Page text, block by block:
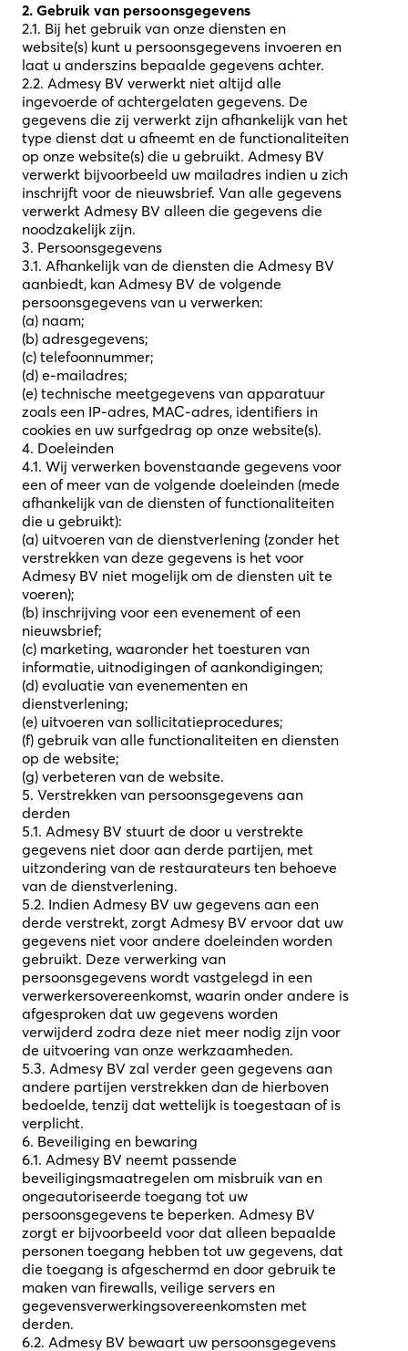
2. Gebruik van persoonsgegevens
2.1. Bij het gebruik van onze diensten en
website(s) kunt u persoonsgegevens invoeren en
laat u anderszins bepaalde gegevens achter.
2.2. Admesy BV verwerkt niet altijd alle
ingevoerde of achtergelaten gegevens. De
gegevens die zij verwerkt zijn afhankelijk van het
type dienst dat u afneemt en de functionaliteiten
op onze website(s) die u gebruikt. Admesy BV
verwerkt bijvoorbeeld uw mailadres indien u zich
inschrijft voor de nieuwsbrief. Van alle gegevens
verwerkt Admesy BV alleen die gegevens die
noodzakelijk zijn.
3. Persoonsgegevens
3.1. Afhankelijk van de diensten die Admesy BV
aanbiedt, kan Admesy BV de volgende
persoonsgegevens van u verwerken:
(a) naam;
(b) adresgegevens;
(c) telefoonnummer;
(d) e-mailadres;
(e) technische meetgegevens van apparatuur
zoals een IP-adres, MAC-adres, identifiers in
cookies en uw surfgedrag op onze website(s).
4. Doeleinden
4.1. Wij verwerken bovenstaande gegevens voor
een of meer van de volgende doeleinden (mede
afhankelijk van de diensten of functionaliteiten
die u gebruikt):
(a) uitvoeren van de dienstverlening (zonder het
verstrekken van deze gegevens is het voor
Admesy BV niet mogelijk om de diensten uit te
voeren);
(b) inschrijving voor een evenement of een
nieuwsbrief;
(c) marketing, waaronder het toesturen van
informatie, uitnodigingen of aankondigingen;
(d) evaluatie van evenementen en
dienstverlening;
(e) uitvoeren van sollicitatieprocedures;
(f) gebruik van alle functionaliteiten en diensten
op de website;
(g) verbeteren van de website.
5. Verstrekken van persoonsgegevens aan
derden
5.1. Admesy BV stuurt de door u verstrekte
gegevens niet door aan derde partijen, met
uitzondering van de restaurateurs ten behoeve
van de dienstverlening.
5.2. Indien Admesy BV uw gegevens aan een
derde verstrekt, zorgt Admesy BV ervoor dat uw
gegevens niet voor andere doeleinden worden
gebruikt. Deze verwerking van
persoonsgegevens wordt vastgelegd in een
verwerkersovereenkomst, waarin onder andere is
afgesproken dat uw gegevens worden
verwijderd zodra deze niet meer nodig zijn voor
de uitvoering van onze werkzaamheden.
5.3. Admesy BV zal verder geen gegevens aan
andere partijen verstrekken dan de hierboven
bedoelde, tenzij dat wettelijk is toegestaan of is
verplicht.
6. Beveiliging en bewaring
6.1. Admesy BV neemt passende
beveiligingsmaatregelen om misbruik van en
ongeautoriseerde toegang tot uw
persoonsgegevens te beperken. Admesy BV
zorgt er bijvoorbeeld voor dat alleen bepaalde
personen toegang hebben tot uw gegevens, dat
die toegang is afgeschermd en door gebruik te
maken van firewalls, veilige servers en
gegevensverwerkingsovereenkomsten met
derden.
6.2. Admesy BV bewaart uw persoonsgegevens